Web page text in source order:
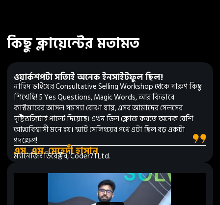
কিছু ক্লায়েন্টের মতামত
ওয়ার্কশপটা সত্যিই অনেক ইনসাইটফুল ছিল!
নাহিদ ভাইয়ের Consultative Selling Workshop থেকে দারুণ কিছু
শিখেছি! 5 Yes Questions, Magic Words, আর কিভাবে
কাস্টমারের আসল সমস্যা বোঝা যায়, এসব আমাদের সেলসের
দৃষ্টিভঙ্গিটাই পাল্টে দিয়েছে। এখন ডিল ক্লোজ করতে অনেক বেশি
আত্মবিশ্বাসী মনে হয়। স্মার্ট সেলিংয়ের পথে এটা ছিল বড় একটা
পদক্ষেপ!
এস. এম. মেহেদী হাসান
ম্যানেজিং ডিরেক্টর, Coder71 Ltd.